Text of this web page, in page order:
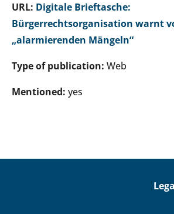
URL: Digitale Brieftasche:
Bürgerrechtsorganisation warnt
„alarmierenden Mängeln“
Type of publication: Web
Mentioned: yes